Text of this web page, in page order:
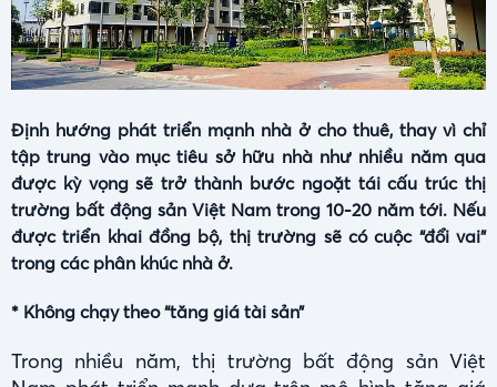
Định hướng phát triển mạnh nhà ở cho thuê, thay vì chỉ
tập trung vào mục tiêu sở hữu nhà như nhiều năm qua
được kỳ vọng sẽ trở thành bước ngoặt tái cấu trúc thị
trường bất động sản Việt Nam trong 10-20 năm tới. Nếu
được triển khai đồng bộ, thị trường sẽ có cuộc “đổi vai”
trong các phân khúc nhà ở.
* Không chạy theo “tăng giá tài sản”
Trong nhiều năm, thị trường bất động sản Việt